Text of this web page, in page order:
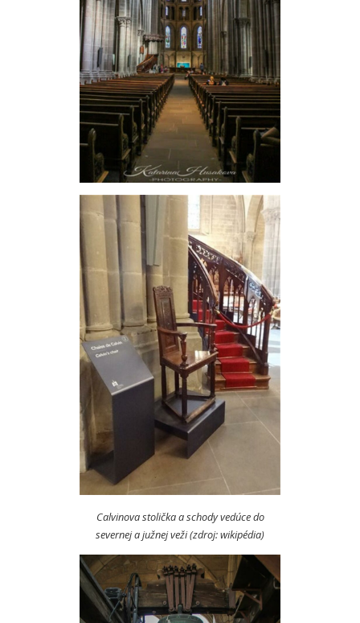
Calvinova stolička a schody vedúce do
severnej a južnej veži (zdroj: wikipédia)